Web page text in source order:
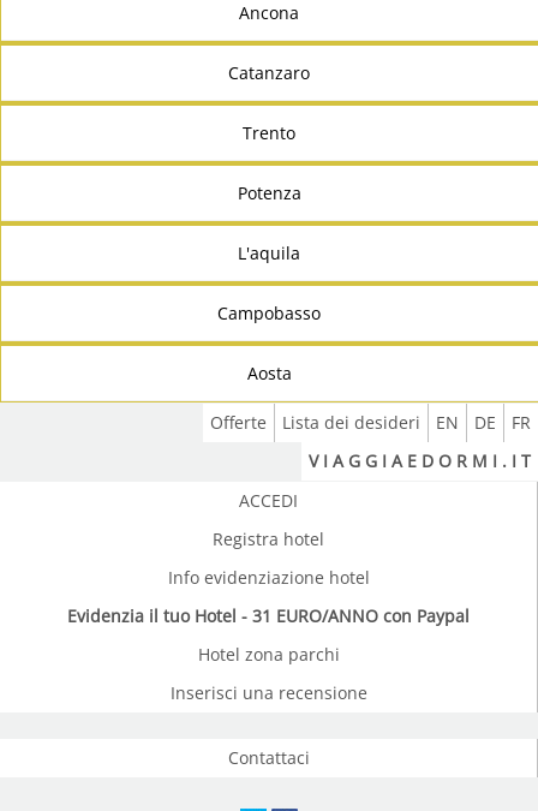
Ancona
Catanzaro
Trento
Potenza
L'aquila
Campobasso
Aosta
FR
DE
EN
Lista dei desideri
Offerte
V I A G G I A E D O R M I . I T
ACCEDI
Registra hotel
Info evidenziazione hotel
Evidenzia il tuo Hotel - 31 EURO/ANNO con Paypal
Hotel zona parchi
Inserisci una recensione
Contattaci